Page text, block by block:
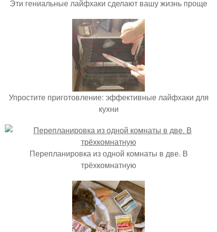
Эти гениальные лайфхаки сделают вашу жизнь проще
Упростите приготовление: эффективные лайфхаки для
кухни
Перепланировка из одной комнаты в две. В
трёхкомнатную